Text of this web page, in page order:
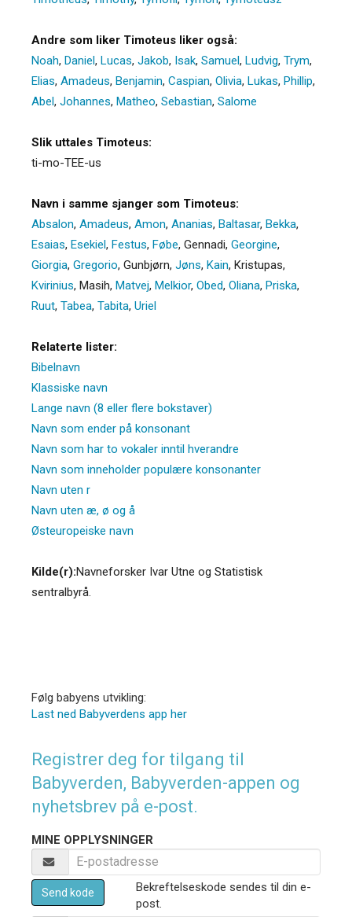
Andre som liker Timoteus liker også:
Noah, Daniel, Lucas, Jakob, Isak, Samuel, Ludvig, Trym,
Elias, Amadeus, Benjamin, Caspian, Olivia, Lukas, Phillip,
Abel, Johannes, Matheo, Sebastian, Salome
Slik uttales Timoteus:
ti-mo-TEE-us
Navn i samme sjanger som Timoteus:
Absalon, Amadeus, Amon, Ananias, Baltasar, Bekka,
Esaias, Esekiel, Festus, Føbe, Gennadi, Georgine,
Giorgia, Gregorio, Gunbjørn, Jøns, Kain, Kristupas,
Kvirinius, Masih, Matvej, Melkior, Obed, Oliana, Priska,
Ruut, Tabea, Tabita, Uriel
Relaterte lister:
Bibelnavn
Klassiske navn
Lange navn (8 eller flere bokstaver)
Navn som ender på konsonant
Navn som har to vokaler inntil hverandre
Navn som inneholder populære konsonanter
Navn uten r
Navn uten æ, ø og å
Østeuropeiske navn
Kilde(r):Navneforsker Ivar Utne og Statistisk
sentralbyrå.
Følg babyens utvikling:
Last ned Babyverdens app her
Registrer deg for tilgang til
Babyverden, Babyverden-appen og
nyhetsbrev på e-post.
MINE OPPLYSNINGER
Send kode
Bekreftelseskode sendes til din e-
post.